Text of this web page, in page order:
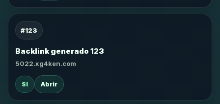
#123
Backlink generado 123
5022.xg4ken.com
SI Abrir